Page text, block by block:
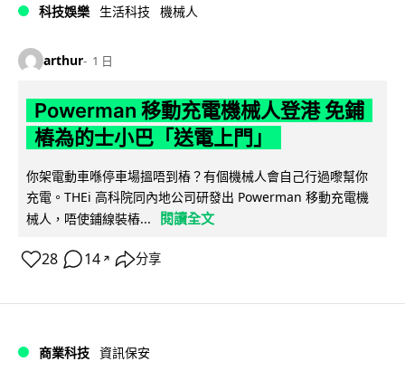
科技娛樂 生活科技 機械人
arthur 1 日
Powerman 移動充電機械人登港 免鋪
樁為的士小巴「送電上門」
你架電動車喺停車場搵唔到樁？有個機械人會自己行過嚟幫你
充電。THEi 高科院同內地公司研發出 Powerman 移動充電機
械人，唔使鋪線裝樁...
閱讀全文
28 14 ↗ 分享
商業科技 資訊保安